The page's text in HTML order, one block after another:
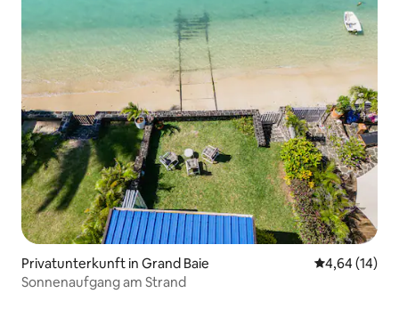
Privatunterkunft in Grand Baie
4,64 (14)
Sonnenaufgang am Strand